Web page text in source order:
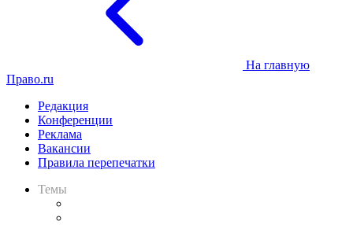
На главную
Право.ru
Редакция
Конференции
Реклама
Вакансии
Правила перепечатки
Темы